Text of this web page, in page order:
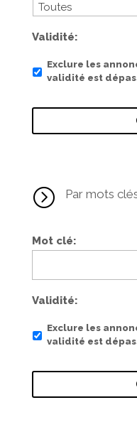
Validité
Exclure les
validité est
= Par mots
Mot clé
Validité
Exclure les
validité est